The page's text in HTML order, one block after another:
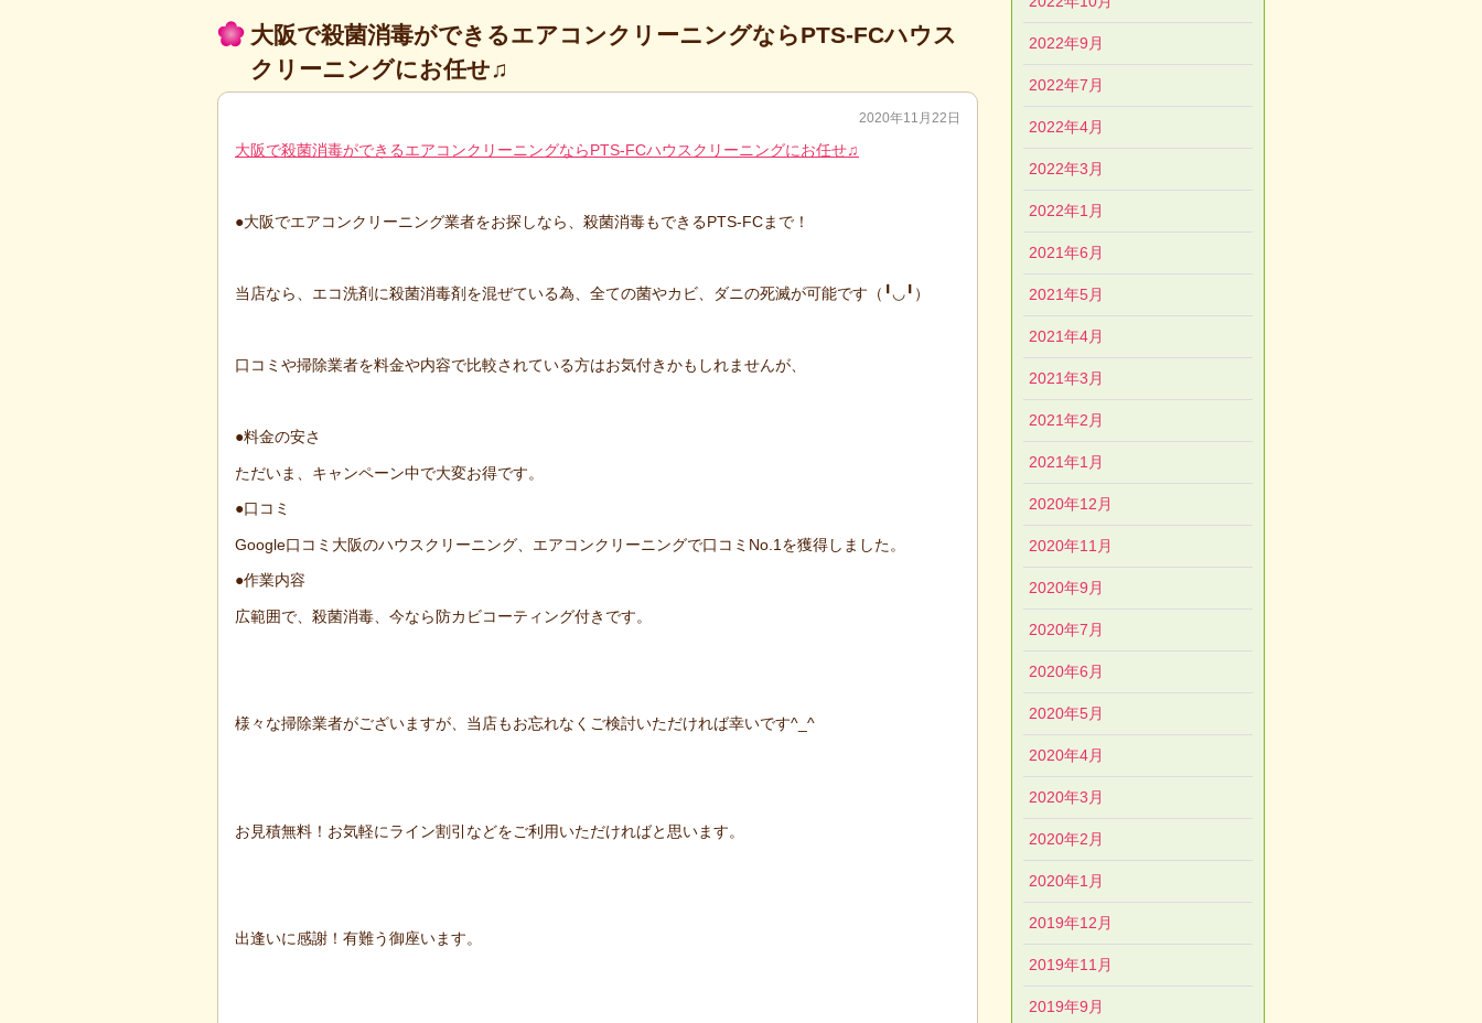
大阪で殺菌消毒ができるエアコンクリーニングならPTS-FCハウス
クリーニングにお任せ♫
2020年11月22日
大阪で殺菌消毒ができるエアコンクリーニングならPTS-FCハウスクリーニングにお任せ♫
●大阪でエアコンクリーニング業者をお探しなら、殺菌消毒もできるPTS-FCまで！
当店なら、エコ洗剤に殺菌消毒剤を混ぜている為、全ての菌やカビ、ダニの死滅が可能です（╹◡╹）
口コミや掃除業者を料金や内容で比較されている方はお気付きかもしれませんが、
●料金の安さ
ただいま、キャンペーン中で大変お得です。
●口コミ
Google口コミ大阪のハウスクリーニング、エアコンクリーニングで口コミNo.1を獲得しました。
●作業内容
広範囲で、殺菌消毒、今なら防カビコーティング付きです。
様々な掃除業者がございますが、当店もお忘れなくご検討いただければ幸いです^_^
お見積無料！お気軽にライン割引などをご利用いただければと思います。
出逢いに感謝！有難う御座います。
2022年9月
2022年7月
2022年4月
2022年3月
2022年1月
2021年6月
2021年5月
2021年4月
2021年3月
2021年2月
2021年1月
2020年12月
2020年11月
2020年9月
2020年7月
2020年6月
2020年5月
2020年4月
2020年3月
2020年2月
2020年1月
2019年12月
2019年11月
2019年9月